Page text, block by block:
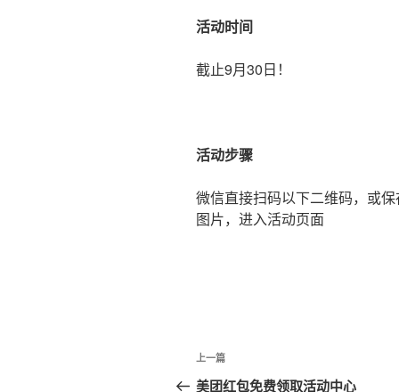
活动时间
截止9月30日！
活动步骤
微信直接扫码以下二维码，或
图片，进入活动页面
文
章
上
一
上一篇
美团红包免费领取活动中心